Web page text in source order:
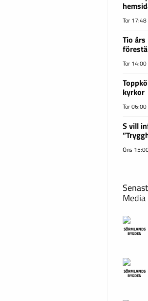
Tor 17:48
Tio
Tor 14:00
kyrkor
Tor 06:00
S vill
Ons
Media
SÖRMLANDS
BYGDEN
SÖRMLANDS
BYGDEN